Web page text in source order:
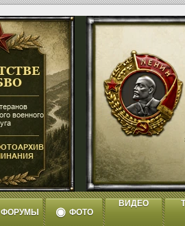
ФОРУМЫ ◉ ФОТО
ВИДЕО